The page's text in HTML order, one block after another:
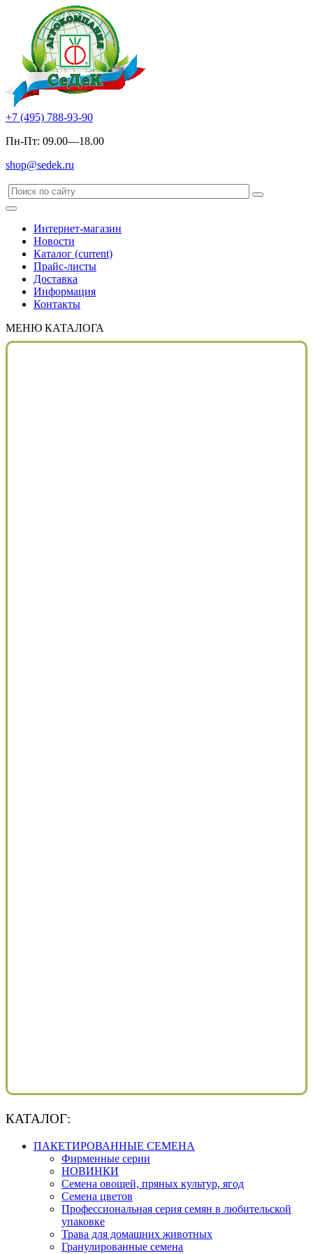
+7 (495) 788-93-90
Пн-Пт: 09.00—18.00
shop@sedek.ru
Интернет-магазин
Новости
Каталог (current)
Прайс-листы
Доставка
Информация
Контакты
МЕНЮ КАТАЛОГА
КАТАЛОГ:
ПАКЕТИРОВАННЫЕ СЕМЕНА
Фирменные серии
НОВИНКИ
Семена овощей, пряных культур, ягод
Семена цветов
Профессиональная серия семян в любительской
упаковке
Трава для домашних животных
Гранулированные семена